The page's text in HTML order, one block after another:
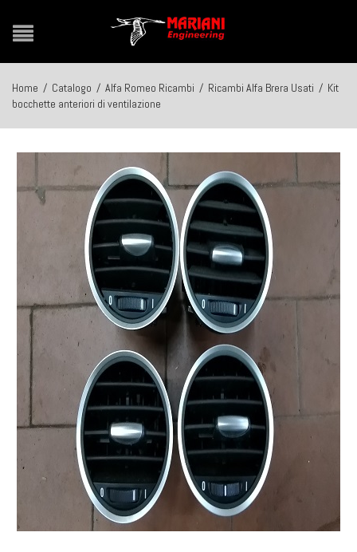
Home / Catalogo / Alfa Romeo Ricambi / Ricambi Alfa Brera Usati / Kit
bocchette anteriori di ventilazione